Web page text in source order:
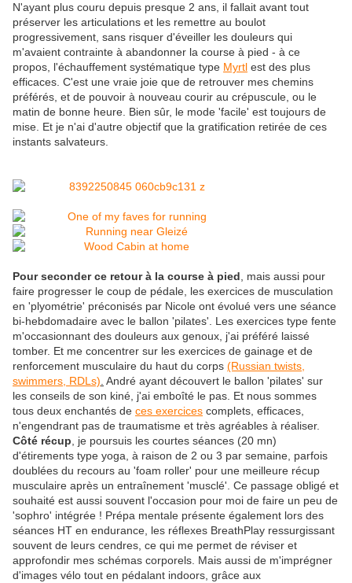
N'ayant plus couru depuis presque 2 ans, il fallait avant tout
préserver les articulations et les remettre au boulot
progressivement, sans risquer d'éveiller les douleurs qui
m'avaient contrainte à abandonner la course à pied - à ce
propos, l'échauffement systématique type Myrtl est des plus
efficaces. C'est une vraie joie que de retrouver mes chemins
préférés, et de pouvoir à nouveau courir au crépuscule, ou le
matin de bonne heure. Bien sûr, le mode 'facile' est toujours de
mise. Et je n'ai d'autre objectif que la gratification retirée de ces
instants salvateurs.
Pour seconder ce retour à la course à pied , mais aussi pour
faire progresser le coup de pédale, les exercices de musculation
en 'plyométrie' préconisés par Nicole ont évolué vers une séance
bi-hebdomadaire avec le ballon 'pilates'. Les exercices type fente
m'occasionnant des douleurs aux genoux, j'ai préféré laissé
tomber. Et me concentrer sur les exercices de gainage et de
renforcement musculaire du haut du corps (Russian twists,
swimmers, RDLs) André ayant découvert le ballon 'pilates' sur
les conseils de son kiné, j'ai emboîté le pas. Et nous sommes
tous deux enchantés de ces exercices complets, efficaces,
n'engendrant pas de traumatisme et très agréables à réaliser.
Côté récup , je poursuis les courtes séances (20 mn)
d'étirements type yoga, à raison de 2 ou 3 par semaine, parfois
doublées du recours au 'foam roller' pour une meilleure récup
musculaire après un entraînement 'musclé'. Ce passage obligé et
souhaité est aussi souvent l'occasion pour moi de faire un peu de
'sophro' intégrée ! Prépa mentale présente également lors des
séances HT en endurance, les réflexes BreathPlay ressurgissant
souvent de leurs cendres, ce qui me permet de réviser et
approfondir mes schémas corporels. Mais aussi de m'imprégner
d'images vélo tout en pédalant indoors, grâce aux